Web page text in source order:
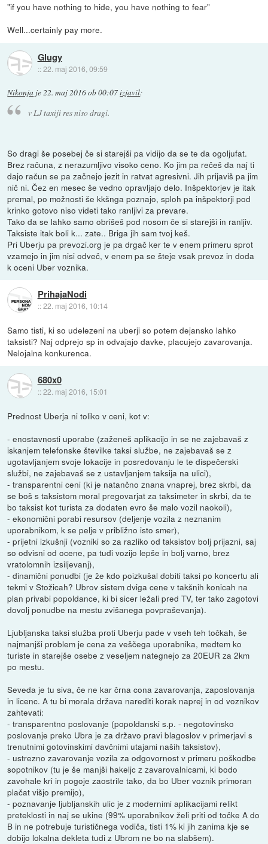
"if you have nothing to hide, you have nothing to fear"
Well...certainly pay more.
Glugy
::22. maj 2016, 09:59
Nikonja je22. maj 2016 ob 00:07izjavil:
v LJ taxiji res niso dragi.
So dragi še posebej če si starejši pa vidijo da se te da ogoljufat.
Brez računa, z nerazumljivo visoko ceno. Ko jim pa rečeš da naj ti
dajo račun se pa začnejo jezit in ratvat agresivni. Jih prijaviš pa jim
nič ni. Čez en mesec še vedno opravljajo delo. Inšpektorjev je itak
premal, po možnosti še kkšnga poznajo, sploh pa inšpektorji pod
krinko gotovo niso videti tako ranljivi za prevare.
Tako da se lahko samo obrišeš pod nosom če si starejši in ranljiv.
Taksiste itak boli k... zate.. Briga jih sam tvoj keš.
Pri Uberju pa prevozi.org je pa drgač ker te v enem primeru sprot
vzamejo in jim nisi odveč, v enem pa se šteje vsak prevoz in doda
k oceni Uber voznika.
PrihajaNodi
::22. maj 2016, 10:14
Samo tisti, ki so udelezeni na uberji so potem dejansko lahko
taksisti? Naj odprejo sp in odvajajo davke, placujejo zavarovanja.
Nelojalna konkurenca.
680x0
::22. maj 2016, 15:01
Prednost Uberja ni toliko v ceni, kot v:
- enostavnosti uporabe (zaženeš aplikacijo in se ne zajebavaš z
iskanjem telefonske številke taksi službe, ne zajebavaš se z
ugotavljanjem svoje lokacije in posredovanju le te dispečerski
službi, ne zajebavaš se z ustavljanjem taksija na ulici),
- transparentni ceni (ki je natančno znana vnaprej, brez skrbi, da
se boš s taksistom moral pregovarjat za taksimeter in skrbi, da te
bo taksist kot turista za dodaten evro še malo vozil naokoli),
- ekonomični porabi resursov (deljenje vozila z neznanim
uporabnikom, k se pelje v približno isto smer),
- prijetni izkušnji (vozniki so za razliko od taksistov bolj prijazni, saj
so odvisni od ocene, pa tudi vozijo lepše in bolj varno, brez
vratolomnih izsiljevanj),
- dinamični ponudbi (je že kdo poizkušal dobiti taksi po koncertu ali
tekmi v Stožicah? Ubrov sistem dviga cene v takšnih konicah na
plan privabi popoldance, ki bi sicer ležali pred TV, ter tako zagotovi
dovolj ponudbe na mestu zvišanega povpraševanja).
Ljubljanska taksi služba proti Uberju pade v vseh teh točkah, še
najmanjši problem je cena za veščega uporabnika, medtem ko
turiste in starejše osebe z veseljem nategnejo za 20EUR za 2km
po mestu.
Seveda je tu siva, če ne kar črna cona zavarovanja, zaposlovanja
in licenc. A tu bi morala država narediti korak naprej in od voznikov
zahtevati:
- transparentno poslovanje (popoldanski s.p. - negotovinsko
poslovanje preko Ubra je za državo pravi blagoslov v primerjavi s
trenutnimi gotovinskimi davčnimi utajami naših taksistov),
- ustrezno zavarovanje vozila za odgovornost v primeru poškodbe
sopotnikov (tu je še manjši hakeljc z zavarovalnicami, ki bodo
zavohale kri in pogoje zaostrile tako, da bo Uber voznik primoran
plačat višjo premijo),
- poznavanje ljubljanskih ulic je z modernimi aplikacijami relikt
preteklosti in naj se ukine (99% uporabnikov želi priti od točke A do
B in ne potrebuje turističnega vodiča, tisti 1% ki jih zanima kje se
dobijo lokalna dekleta tudi z Ubrom ne bo na slabšem).